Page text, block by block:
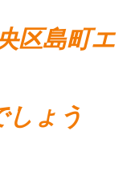
区島町エ
しょう